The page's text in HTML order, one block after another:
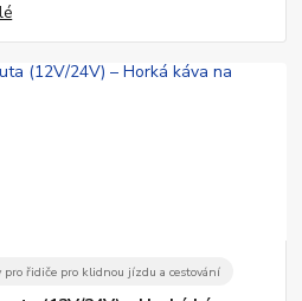
pro řidiče pro klidnou jízdu a cestování